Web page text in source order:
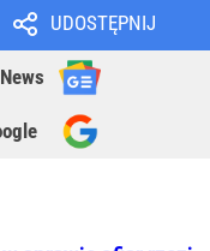
UDOSTĘPNIJ